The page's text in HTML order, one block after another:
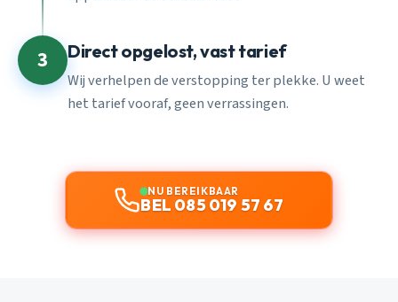
3 Direct opgelost, vast tarief
Wij verhelpen de verstopping ter plekke. U weet
het tarief vooraf, geen verrassingen.
NU BEREIKBAAR
BEL 085 019 57 67